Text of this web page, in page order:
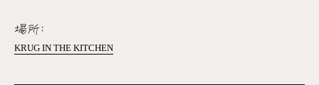
場所:
KRUG IN THE KITCHEN